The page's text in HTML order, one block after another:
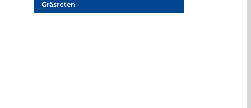
Gräsroten